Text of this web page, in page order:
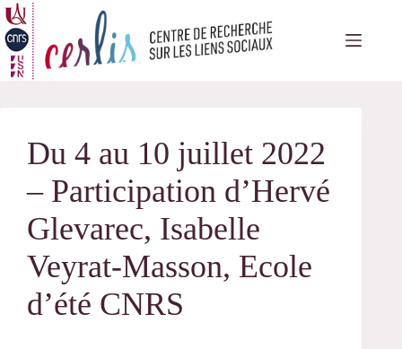
Passer
au
contenu
Du 4 au 10 juillet 2022
– Participation d’Hervé
Glevarec, Isabelle
Veyrat-Masson, Ecole
d’été CNRS